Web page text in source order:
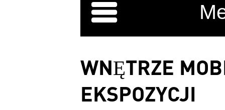
WNĘTRZE
EKSPOZYCJI